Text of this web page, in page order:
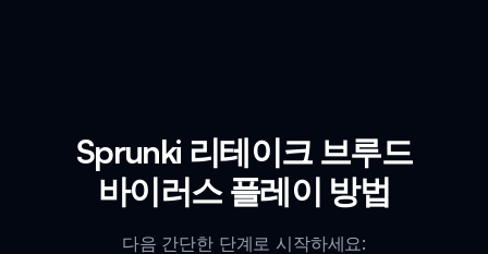
Sprunki 리테이크 브루드
바이러스 플레이 방법
다음 간단한 단계로 시작하세요: